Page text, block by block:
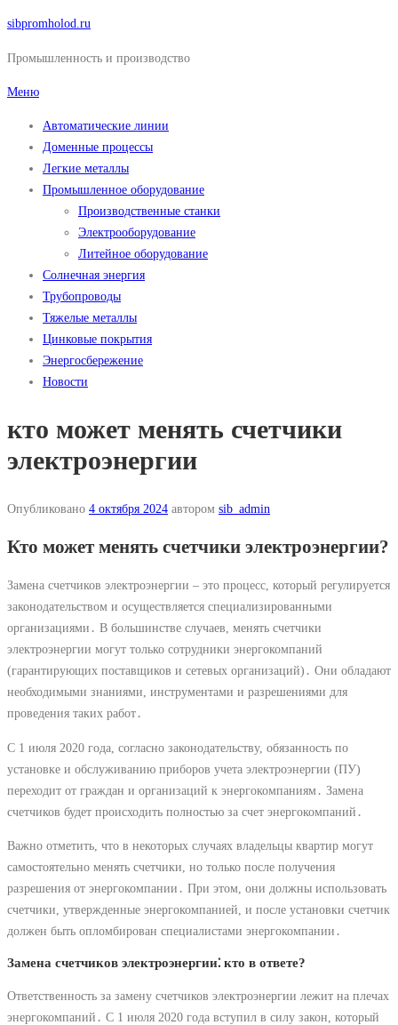
Перейти
содержимому
sibpromholod.ru
Промышленность и производство
Меню
Автоматические линии
Доменные процессы
Легкие металлы
Промышленное оборудование
Производственные станки
Электрооборудование
Литейное оборудование
Солнечная энергия
Трубопроводы
Тяжелые металлы
Цинковые покрытия
Энергосбережение
Новости
кто может менять счетчики
электроэнергии
Опубликовано 4 октября 2024 автором sib_admin
Кто может менять счетчики электроэнергии?
Замена счетчиков электроэнергии – это процесс, который регулируется
законодательством и осуществляется специализированными
организациями․ В большинстве случаев, менять счетчики
электроэнергии могут только сотрудники энергокомпаний
(гарантирующих поставщиков и сетевых организаций)․ Они обладают
необходимыми знаниями, инструментами и разрешениями для
проведения таких работ․
С 1 июля 2020 года, согласно законодательству, обязанность по
установке и обслуживанию приборов учета электроэнергии (ПУ)
переходит от граждан и организаций к энергокомпаниям․ Замена
счетчиков будет происходить полностью за счет энергокомпаний․
Важно отметить, что в некоторых случаях владельцы квартир могут
самостоятельно менять счетчики, но только после получения
разрешения от энергокомпании․ При этом, они должны использовать
счетчики, утвержденные энергокомпанией, и после установки счетчик
должен быть опломбирован специалистами энергокомпании․
Замена счетчиков электроэнергии⁚ кто в ответе?
Ответственность за замену счетчиков электроэнергии лежит на плечах
энергокомпаний․ С 1 июля 2020 года вступил в силу закон, который